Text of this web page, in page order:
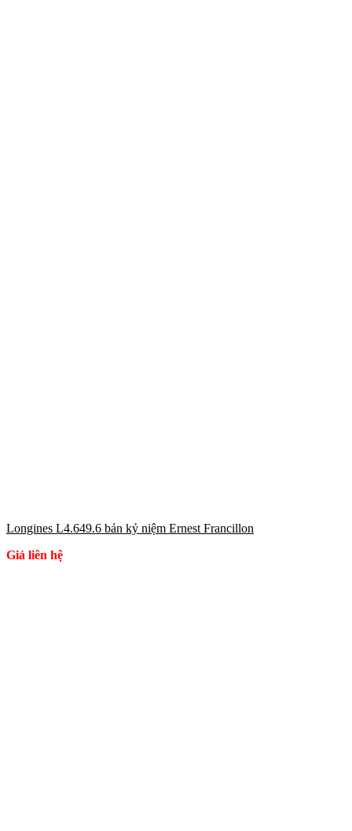
Longines L4.649.6 bản kỷ niệm Ernest Francillon
Giá liên hệ